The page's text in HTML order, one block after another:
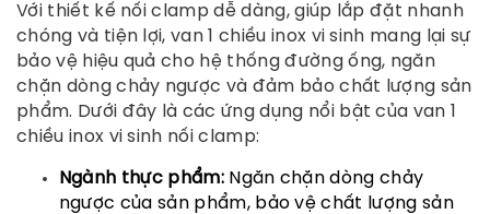
Với thiết kế nối clamp dễ dàng, giúp lắp đặt nhanh
chóng và tiện lợi, van 1 chiều inox vi sinh mang lại sự
bảo vệ hiệu quả cho hệ thống đường ống, ngăn
chặn dòng chảy ngược và đảm bảo chất lượng sản
phẩm. Dưới đây là các ứng dụng nổi bật của van 1
chiều inox vi sinh nối clamp:
Ngành thực phẩm:Ngăn chặn dòng chảy
ngược của sản phẩm, bảo vệ chất lượng sản